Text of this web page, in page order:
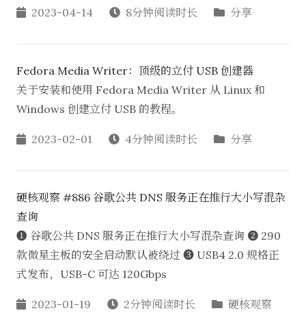
2023-04-14 8分钟阅读时长 分享
Fedora Media Writer：顶级的立付 USB 创建器
关于安装和使用 Fedora Media Writer 从 Linux 和
Windows 创建立付 USB 的教程。
2023-02-01 4分钟阅读时长 分享
硬核观察 #886 谷歌公共 DNS 服务正在推行大小写混杂
查询
❶ 谷歌公共 DNS 服务正在推行大小写混杂查询 ❷ 290
款微星主板的安全启动默认被绕过 ❸ USB4 2.0 规格正
式发布，USB-C 可达 120Gbps
2023-01-19 2分钟阅读时长 硬核观察